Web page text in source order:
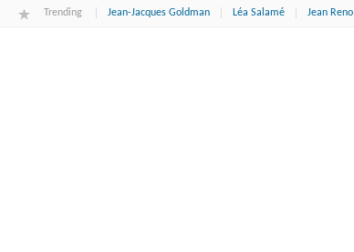
Trending Jean-Jacques Goldman Léa Salamé Jean Reno